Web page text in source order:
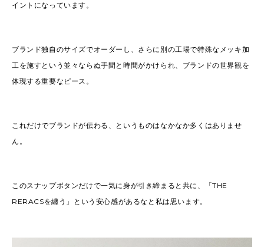
イントになっています。
ブランド独自のサイズでオーダーし、さらに別の工場で特殊なメッキ加
工を施すという並々ならぬ手間と時間がかけられ、ブランドの世界観を
体現する重要なピース。
これだけでブランドが伝わる、というものはなかなか多くはありませ
ん。
このスナップボタンだけで一気に身が引き締まると共に、「THE
RERACSを纏う」という安心感があるなと私は思います。